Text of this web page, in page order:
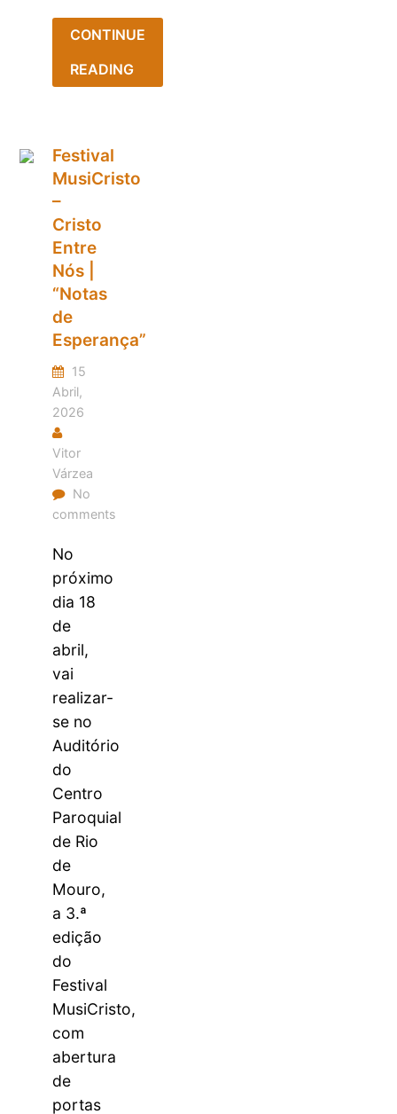
CONTINUE
READING
Festival
MusiCristo
–
Cristo
Entre
Nós |
“Notas
de
Esperança”
15
Abril,
2026
Vitor
Várzea
No
comments
No
próximo
dia 18
de
abril,
vai
realizar-
se no
Auditório
do
Centro
Paroquial
de Rio
de
Mouro,
a 3.ª
edição
do
Festival
MusiCristo,
com
abertura
de
portas